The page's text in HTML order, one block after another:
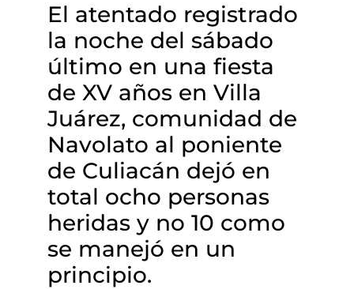
El atentado registrado
la noche del sábado
último en una fiesta
de XV años en Villa
Juárez, comunidad de
Navolato al poniente
de Culiacán dejó en
total ocho personas
heridas y no 10 como
se manejó en un
principio.